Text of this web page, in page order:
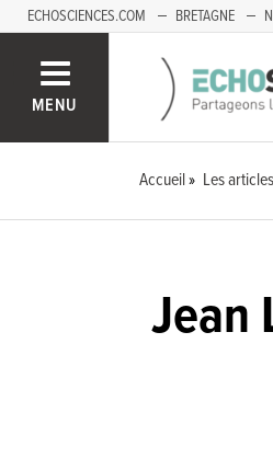
ECHOSCIENCES.COM BRETAGNE
MENU
Accueil Les articles
Jean